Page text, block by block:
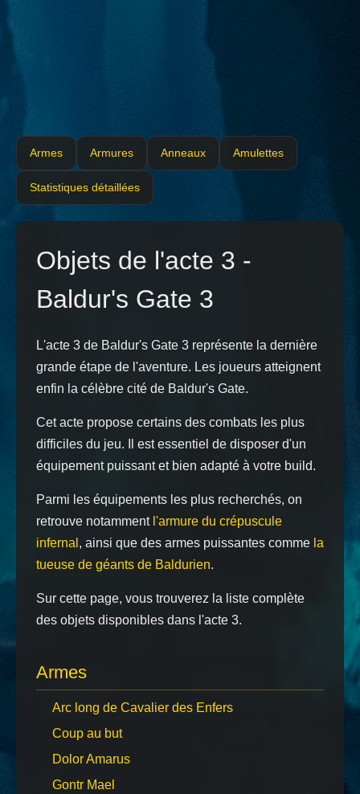
Armes Armures Anneaux Amulettes
Statistiques détaillées
Objets de l'acte 3 -
Baldur's Gate 3
L'acte 3 de Baldur's Gate 3 représente la dernière
grande étape de l'aventure. Les joueurs atteignent
enfin la célèbre cité de Baldur's Gate.
Cet acte propose certains des combats les plus
difficiles du jeu. Il est essentiel de disposer d'un
équipement puissant et bien adapté à votre build.
Parmi les équipements les plus recherchés, on
retrouve notamment l'armure du crépuscule
infernal , ainsi que des armes puissantes comme la
tueuse de géants de Baldurien.
Sur cette page, vous trouverez la liste complète
des objets disponibles dans l'acte 3.
Armes
Arc long de Cavalier des Enfers
Coup au but
Dolor Amarus
Gontr Mael